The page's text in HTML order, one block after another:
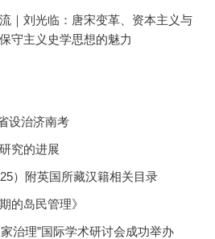
｜刘光临：唐宋变革、资本主义与
守主义史学思想的魅力
设治济南考
究的进展
）附英国所藏汉籍相关目录
的岛民管理》
治理”国际学术研讨会成功举办